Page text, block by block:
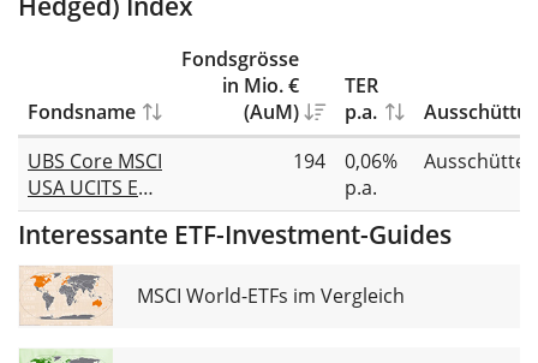
Fondsname
Fondsgrösse
in Mio. €
(AuM)
TER
p.a.
UBS Core MSCI
USA UCITS ETF
EUR Hedged
dis
194
0,06%
p.a.
Interessante ETF-Investment-Guides
MSCI World-ETFs im Vergleich